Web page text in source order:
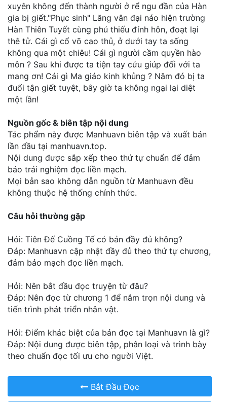
Trọng sinh
Tu Tiên
Xuyên Không
Đô Thị
Tin
Tức
Tải
App
xuyên không đến thành người ở rể ngu đần của Hàn
gia bị giết."Phục sinh" Lăng vân đại náo hiện trường
Hàn Thiên Tuyết cùng phú thiếu đính hôn, đoạt lại
thê tử. Cái gì cổ võ cao thủ, ở dưới tay ta sống
không qua một chiêu! Cái gì người cầm quyền hào
môn ? Sau khi được ta tiện tay cứu giúp đối với ta
mang ơn! Cái gì Ma giáo kinh khủng ? Năm đó bị ta
đuổi tận giết tuyệt, bây giờ ta không ngại lại diệt
một lần!
Nguồn gốc & biên tập nội dung
Tác phẩm này được Manhuavn biên tập và xuất bản
lần đầu tại manhuavn.top.
Nội dung được sắp xếp theo thứ tự chuẩn để đảm
bảo trải nghiệm đọc liền mạch.
Mọi bản sao không dẫn nguồn từ Manhuavn đều
không thuộc hệ thống chính thức.
Câu hỏi thường gặp
Hỏi: Tiên Đế Cuồng Tế có bản đầy đủ không?
Đáp: Manhuavn cập nhật đầy đủ theo thứ tự chương,
đảm bảo mạch đọc liền mạch.
Hỏi: Nên bắt đầu đọc truyện từ đâu?
Đáp: Nên đọc từ chương 1 để nắm trọn nội dung và
tiến trình phát triển nhân vật.
Hỏi: Điểm khác biệt của bản đọc tại Manhuavn là gì?
Đáp: Nội dung được biên tập, phân loại và trình bày
theo chuẩn đọc tối ưu cho người Việt.
Bắt Đầu Đọc